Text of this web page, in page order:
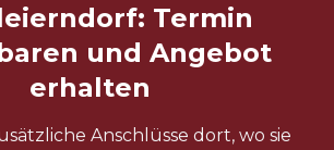
Termin
und Angebot
erhalten
Anschlüsse dort, wo sie